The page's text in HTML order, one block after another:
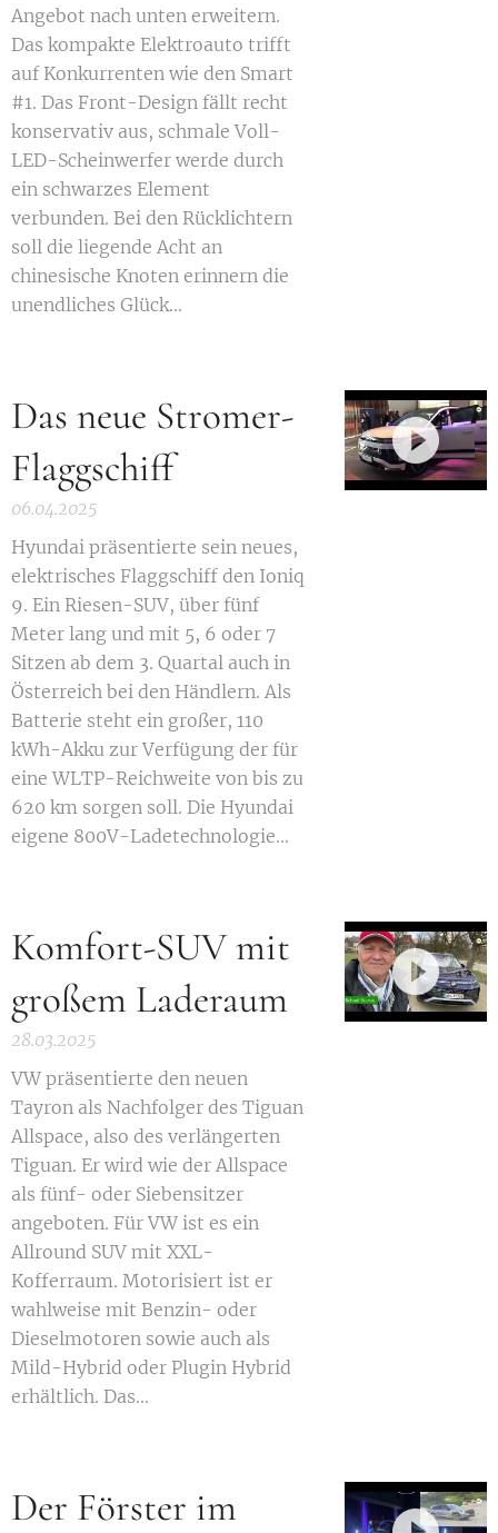
Angebot nach unten erweitern.
Das kompakte Elektroauto trifft
auf Konkurrenten wie den Smart
#1. Das Front-Design fällt recht
konservativ aus, schmale Voll-
LED-Scheinwerfer werde durch
ein schwarzes Element
verbunden. Bei den Rücklichtern
soll die liegende Acht an
chinesische Knoten erinnern die
unendliches Glück...
Das neue Stromer-
Flaggschiff
06.04.2025
Hyundai präsentierte sein neues,
elektrisches Flaggschiff den Ioniq
9. Ein Riesen-SUV, über fünf
Meter lang und mit 5, 6 oder 7
Sitzen ab dem 3. Quartal auch in
Österreich bei den Händlern. Als
Batterie steht ein großer, 110
kWh-Akku zur Verfügung der für
eine WLTP-Reichweite von bis zu
620 km sorgen soll. Die Hyundai
eigene 800V-Ladetechnologie...
Komfort-SUV mit
großem Laderaum
28.03.2025
VW präsentierte den neuen
Tayron als Nachfolger des Tiguan
Allspace, also des verlängerten
Tiguan. Er wird wie der Allspace
als fünf- oder Siebensitzer
angeboten. Für VW ist es ein
Allround SUV mit XXL-
Kofferraum. Motorisiert ist er
wahlweise mit Benzin- oder
Dieselmotoren sowie auch als
Mild-Hybrid oder Plugin Hybrid
erhältlich. Das...
Der Förster im